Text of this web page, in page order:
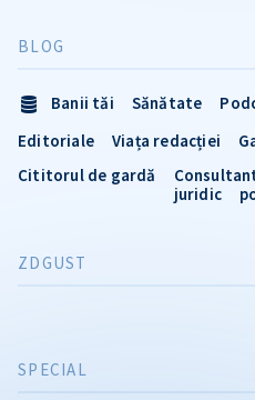
SPECIAL
BLOG
Banii tăi Sănătate
Editoriale
Viața redacției
Cititorul de gardă
juridic
ZDGUST